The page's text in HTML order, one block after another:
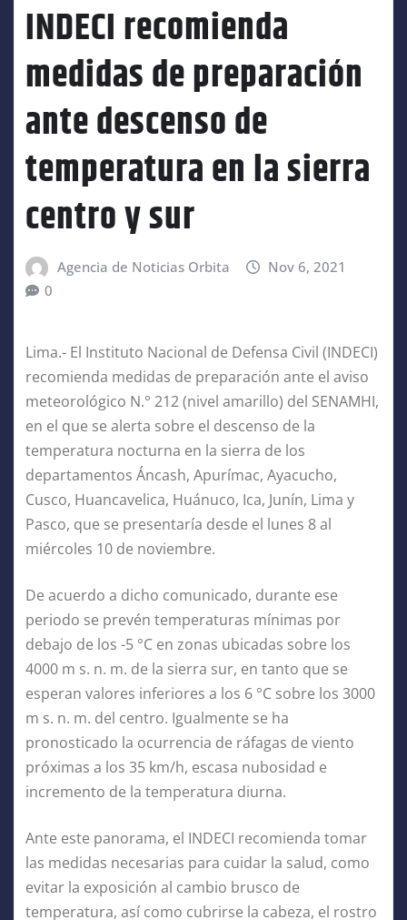
INDECI recomienda
medidas de preparación
ante descenso de
temperatura en la sierra
centro y sur
Agencia de Noticias Orbita
Nov 6, 2021
0
Lima.- El Instituto Nacional de Defensa Civil (INDECI)
recomienda medidas de preparación ante el aviso
meteorológico N.° 212 (nivel amarillo) del SENAMHI,
en el que se alerta sobre el descenso de la
temperatura nocturna en la sierra de los
departamentos Áncash, Apurímac, Ayacucho,
Cusco, Huancavelica, Huánuco, Ica, Junín, Lima y
Pasco, que se presentaría desde el lunes 8 al
miércoles 10 de noviembre.
De acuerdo a dicho comunicado, durante ese
periodo se prevén temperaturas mínimas por
debajo de los -5 °C en zonas ubicadas sobre los
4000 m s. n. m. de la sierra sur, en tanto que se
esperan valores inferiores a los 6 °C sobre los 3000
m s. n. m. del centro. Igualmente se ha
pronosticado la ocurrencia de ráfagas de viento
próximas a los 35 km/h, escasa nubosidad e
incremento de la temperatura diurna.
Ante este panorama, el INDECI recomienda tomar
las medidas necesarias para cuidar la salud, como
evitar la exposición al cambio brusco de
temperatura, así como cubrirse la cabeza, el rostro